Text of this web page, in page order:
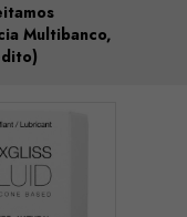
Multibanco,